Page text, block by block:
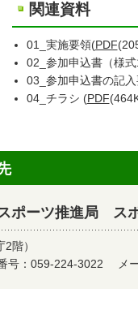
関連資料
01_実施要領(PDF
02_参加申込書（様
03_参加申込書の記
04_チラシ (PDF
ーツ推進局 ス
階）
号：059-224-3022 メ